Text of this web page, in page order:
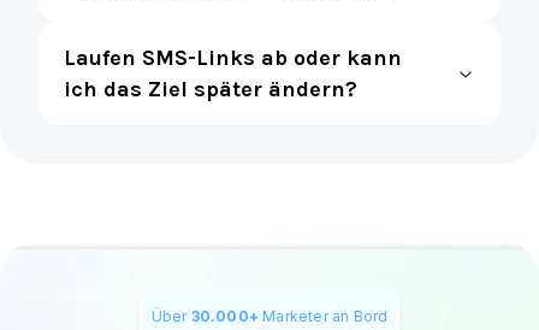
Laufen SMS-Links ab oder kann
ich das Ziel später ändern?
Über 30.000+ Marketer an Bord